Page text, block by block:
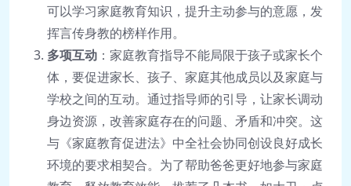
可以学习家庭教育知识，提升主动参与的意愿，发
挥言传身教的榜样作用。
多项互动 ：家庭教育指导不能局限于孩子或家长个
体，要促进家长、孩子、家庭其他成员以及家庭与
学校之间的互动。通过指导师的引导，让家长调动
身边资源，改善家庭存在的问题、矛盾和冲突。这
与《家庭教育促进法》中全社会协同创设良好成长
环境的要求相契合。为了帮助爸爸更好地参与家庭